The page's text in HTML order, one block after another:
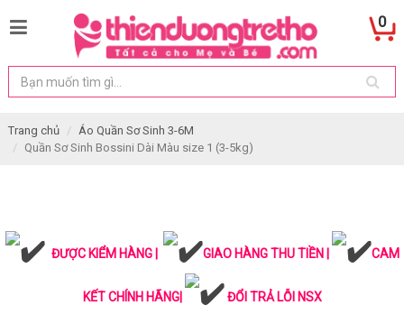
0
Trang chủ
Áo Quần Sơ Sinh 3-6M
Quần Sơ Sinh Bossini Dài Màu size 1 (3-5kg)
ĐƯỢC KIỂM HÀNG | GIAO HÀNG THU TIỀN | CAM
KẾT CHÍNH HÃNG| ĐỔI TRẢ LỖI NSX